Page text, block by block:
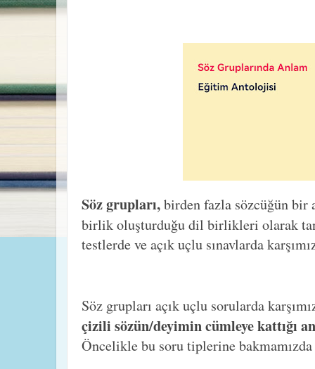
Söz grupları,birden fazla sözcüğün bir
birlik oluşturduğu dil birlikleri olarak
testlerde ve açık uçlu sınavlarda
Söz grupları açık uçlu sorularda
çizili sözün/deyimin cümleye kattığı
Öncelikle bu soru tiplerine